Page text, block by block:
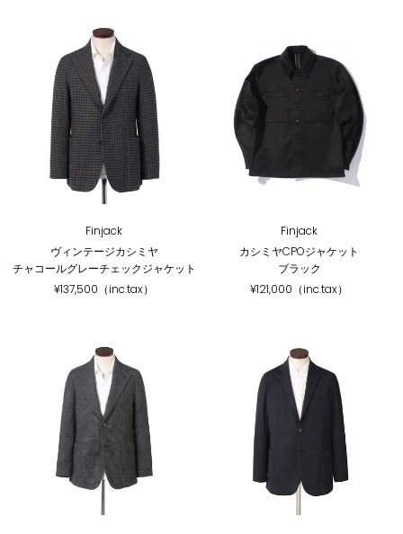
Finjack
ヴィンテージカシミヤ
チャコールグレーチェックジャケット
¥137,500（inc.tax）
Finjack
カシミヤCPOジャケット
ブラック
¥121,000（inc.tax）